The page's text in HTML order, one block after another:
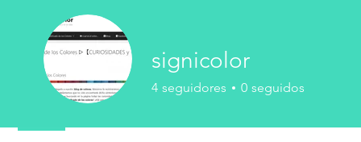
signicolor
4 seguidores 0 seguidos